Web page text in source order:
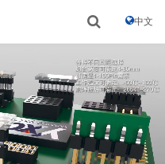
中文